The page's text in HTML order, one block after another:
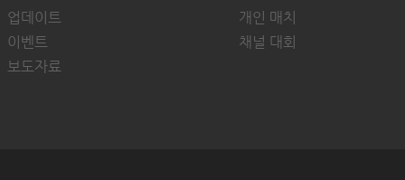
업데이트
이벤트
보도자료
개인 매치
채널 대회